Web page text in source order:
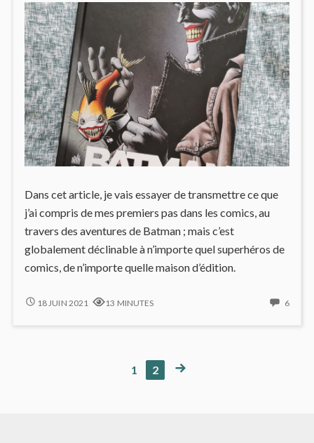
Dans cet article, je vais essayer de transmettre ce que
j’ai compris de mes premiers pas dans les comics, au
travers des aventures de Batman ; mais c’est
globalement déclinable à n’importe quel superhéros de
comics, de n’importe quelle maison d’édition.
DÉCOUVRIR
18 JUIN 2021 13 MINUTES 66
PAGE
1 PAGE
2
NEXT